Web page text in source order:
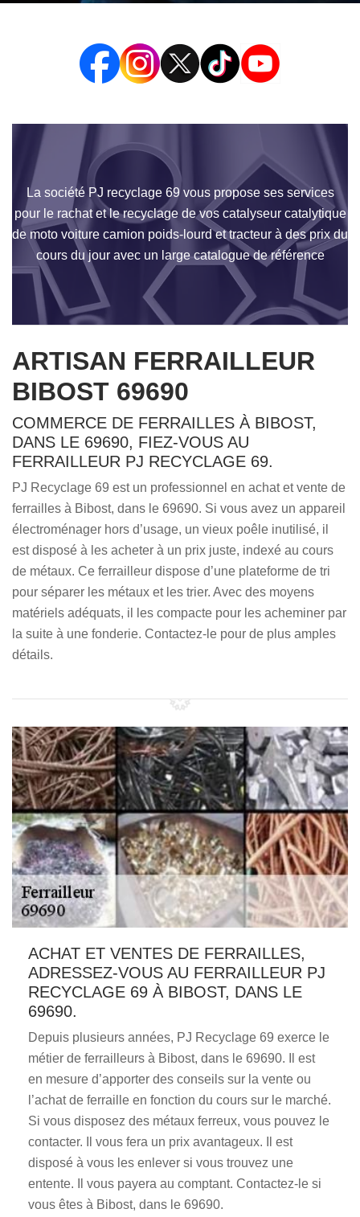
La société PJ recyclage 69 vous propose ses services
pour le rachat et le recyclage de vos catalyseur catalytique
de moto voiture camion poids-lourd et tracteur à des prix du
cours du jour avec un large catalogue de référence
ARTISAN FERRAILLEUR
BIBOST 69690
COMMERCE DE FERRAILLES À BIBOST,
DANS LE 69690, FIEZ-VOUS AU
FERRAILLEUR PJ RECYCLAGE 69.
PJ Recyclage 69 est un professionnel en achat et vente de
ferrailles à Bibost, dans le 69690. Si vous avez un appareil
électroménager hors d’usage, un vieux poêle inutilisé, il
est disposé à les acheter à un prix juste, indexé au cours
de métaux. Ce ferrailleur dispose d’une plateforme de tri
pour séparer les métaux et les trier. Avec des moyens
matériels adéquats, il les compacte pour les acheminer par
la suite à une fonderie. Contactez-le pour de plus amples
détails.
ACHAT ET VENTES DE FERRAILLES,
ADRESSEZ-VOUS AU FERRAILLEUR PJ
RECYCLAGE 69 À BIBOST, DANS LE
69690.
Depuis plusieurs années, PJ Recyclage 69 exerce le
métier de ferrailleurs à Bibost, dans le 69690. Il est
en mesure d’apporter des conseils sur la vente ou
l’achat de ferraille en fonction du cours sur le marché.
Si vous disposez des métaux ferreux, vous pouvez le
contacter. Il vous fera un prix avantageux. Il est
disposé à vous les enlever si vous trouvez une
entente. Il vous payera au comptant. Contactez-le si
vous êtes à Bibost, dans le 69690.